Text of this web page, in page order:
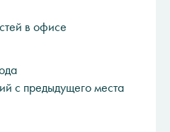
в офисе
с предыдущего места